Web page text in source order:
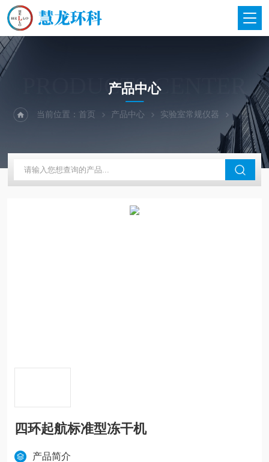
PRODUCTS CENTER
产品中心
当前位置：首页 产品中心 实验室常规仪器 四环起航
四环起航标准型冻干机
产品简介